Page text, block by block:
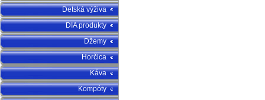
Detská výživa
DIA produkty
Džemy
Horčica
Káva
Kompóty